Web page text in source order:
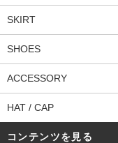
SKIRT
SHOES
ACCESSORY
HAT / CAP
コンテンツを見る